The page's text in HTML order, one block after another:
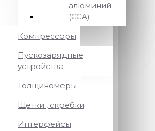
алюминий
(CCA)
Компрессоры
Пускозарядные
устройства
Толщиномеры
Щетки , скребки
Интерфейсы